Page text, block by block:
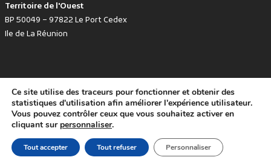
Territoire de l'Ouest
BP 50049 – 97822 Le Port Cedex
Ile de La Réunion
Développé avec favoritepar le Territoire de l'Ouest © www.tco.re -2026.
Politique de protection des données personnelles
Mentions légales
Accessibilité : non conforme
Ce site utilise des traceurs pour fonctionner et obtenir des
statistiques d'utilisation afin améliorer l'expérience utilisateur.
Vous pouvez contrôler ceux que vous souhaitez activer en
cliquant sur personnaliser.
Tout accepter Tout refuser Personnaliser